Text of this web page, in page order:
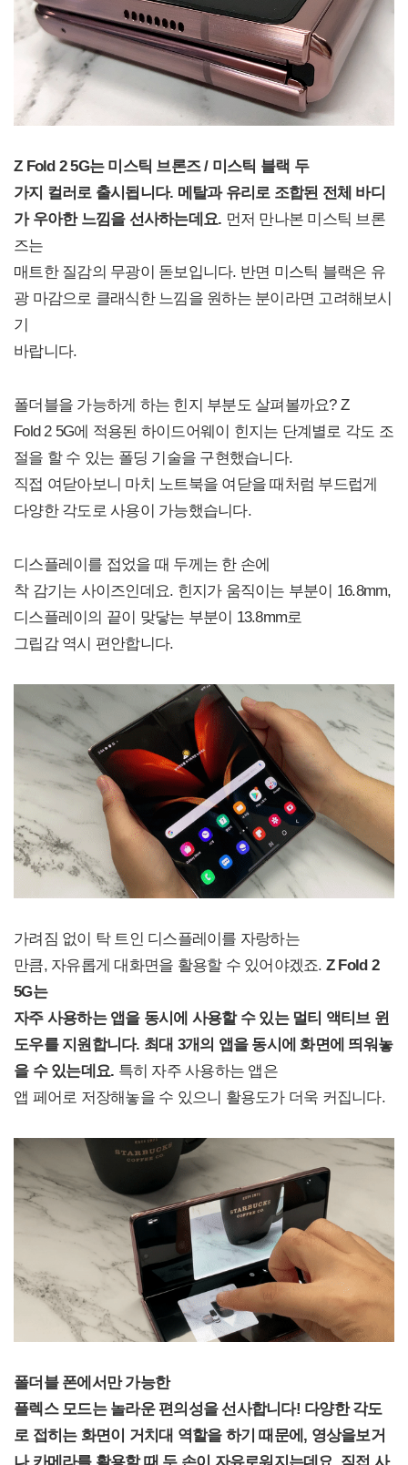
Z Fold 2 5G는 미스틱 브론즈 / 미스틱 블랙 두
가지 컬러로 출시됩니다. 메탈과 유리로 조합된 전체 바디
가 우아한 느낌을 선사하는데요. 먼저 만나본 미스틱 브론
즈는
매트한 질감의 무광이 돋보입니다. 반면 미스틱 블랙은 유
광 마감으로 클래식한 느낌을 원하는 분이라면 고려해보시
기
바랍니다.
폴더블을 가능하게 하는 힌지 부분도 살펴볼까요? Z
Fold 2 5G에 적용된 하이드어웨이 힌지는 단계별로 각도 조
절을 할 수 있는 폴딩 기술을 구현했습니다.
직접 여닫아보니 마치 노트북을 여닫을 때처럼 부드럽게
다양한 각도로 사용이 가능했습니다.
디스플레이를 접었을 때 두께는 한 손에
착 감기는 사이즈인데요. 힌지가 움직이는 부분이 16.8mm,
디스플레이의 끝이 맞닿는 부분이 13.8mm로
그립감 역시 편안합니다.
가려짐 없이 탁 트인 디스플레이를 자랑하는
만큼, 자유롭게 대화면을 활용할 수 있어야겠죠. Z Fold 2
5G는
자주 사용하는 앱을 동시에 사용할 수 있는 멀티 액티브 윈
도우를 지원합니다. 최대 3개의 앱을 동시에 화면에 띄워놓
을 수 있는데요. 특히 자주 사용하는 앱은
앱 페어로 저장해놓을 수 있으니 활용도가 더욱 커집니다.
폴더블 폰에서만 가능한
플렉스 모드는 놀라운 편의성을 선사합니다! 다양한 각도
로 접히는 화면이 거치대 역할을 하기 때문에, 영상을보거
나 카메라를 활용할 때 두 손이 자유로워지는데요. 직접 사